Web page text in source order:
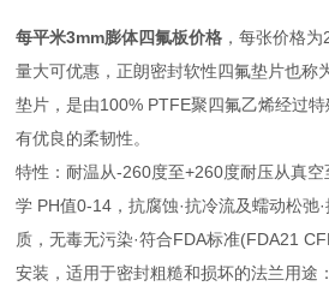
每平米3mm膨体四氟板价格 ，每张价格
量大可优惠，正朗密封软性四氟垫片也称
垫片，是由100% PTFE聚四氟乙烯经过
有优良的柔韧性。
特性：耐温从-260度至+260度耐压从真
学 PH值0-14，抗腐蚀·抗冷流及蠕动松弛
质，无毒无污染·符合FDA标准(FDA21
安装，适用于密封粗糙和损坏的法兰用途